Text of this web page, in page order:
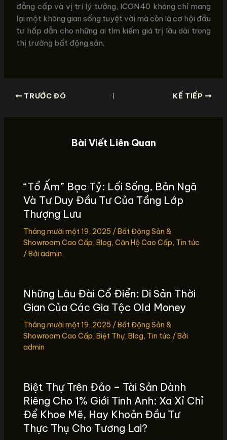
đẳng cấp và vị trí lý tưởng, ICON40 không chỉ mang
lại một không gian sống tuyệt vời mà còn là cơ hội đầu
tư hấp dẫn cho những ai tìm kiếm giá trị lâu dài trong
thị trường bất động sản.
TRƯỚC ĐÓ KẾ TIẾP
Bài Viết Liên Quan
“Tổ Ấm” Bạc Tỷ: Lối Sống, Bản Ngã
Và Tư Duy Đầu Tư Của Tầng Lớp
Thượng Lưu
Tháng mười một 19, 2025 /Bất Động Sản &
Showroom Cao Cấp, Blog, Căn Hộ Cao Cấp, Tin tức
/ Bởi admin
Những Lâu Đài Cổ Điển: Di Sản Thời
Gian Của Các Gia Tộc Old Money
Tháng mười một 19, 2025 /Bất Động Sản &
Showroom Cao Cấp, Biệt Thự, Blog, Tin tức / Bởi
admin
Biệt Thự Trên Đảo – Tài Sản Dành
Riêng Cho 1% Giới Tinh Anh: Xa Xỉ Chỉ
Để Khoe Mẽ, Hay Khoản Đầu Tư
Thực Thụ Cho Tương Lai?